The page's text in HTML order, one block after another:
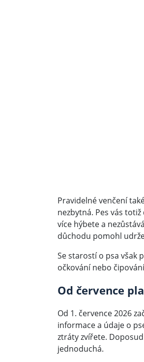
Pravidelné venčení
nezbytná. Pes vás
více hýbete a
důchodu pomohl
Se starostí o psa však
očkování nebo
Od července
Od 1. července 2026
informace a údaje o
ztráty zvířete.
jednoduchá.